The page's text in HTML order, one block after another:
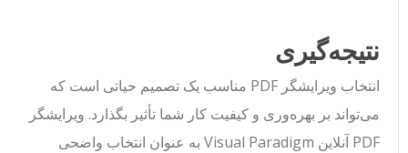
نتیجه‌گیری
انتخاب ویرایشگر PDF مناسب یک تصمیم حیاتی است که
می‌تواند بر بهره‌وری و کیفیت کار شما تأثیر بگذارد. ویرایشگر
PDF آنلاین Visual Paradigm به عنوان انتخاب واضحی